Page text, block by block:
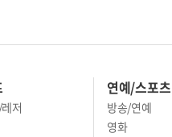
저
연예/스포츠
방송/연예
영화